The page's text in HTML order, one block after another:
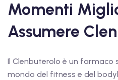
Momenti
Assumere
Il Clenbuterolo è un farmaco
mondo del fitness e del